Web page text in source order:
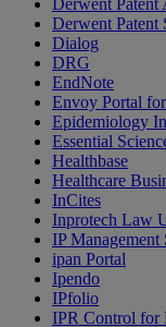
Derwent
Derwent Patent
Dialog
DRG
EndNote
Envoy Portal
Epidemiology
Essential
Healthbase
Healthcare
InCites
Inprotech Law
IP Management
ipan Portal
Ipendo
IPfolio
IPR Control for